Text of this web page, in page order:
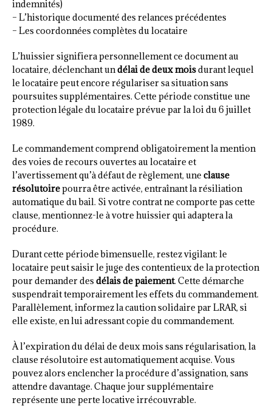
indemnités)
– L’historique documenté des relances précédentes
– Les coordonnées complètes du locataire
L’huissier signifiera personnellement ce document au
locataire, déclenchant undélai de deux moisdurant lequel
le locataire peut encore régulariser sa situation sans
poursuites supplémentaires. Cette période constitue une
protection légale du locataire prévue par la loi du 6 juillet
1989.
Le commandement comprend obligatoirement la mention
des voies de recours ouvertes au locataire et
l’avertissement qu’à défaut de règlement, une clause
résolutoirepourra être activée, entraînant la résiliation
automatique du bail. Si votre contrat ne comporte pas cette
clause, mentionnez-le à votre huissier qui adaptera la
procédure.
Durant cette période bimensuelle, restez vigilant: le
locataire peut saisir le juge des contentieux de la protection
pour demander des délais de paiement. Cette démarche
suspendrait temporairement les effets du commandement.
Parallèlement, informez la caution solidaire par LRAR, si
elle existe, en lui adressant copie du commandement.
À l’expiration du délai de deux mois sans régularisation, la
clause résolutoire est automatiquement acquise. Vous
pouvez alors enclencher la procédure d’assignation, sans
attendre davantage. Chaque jour supplémentaire
représente une perte locative irrécouvrable.